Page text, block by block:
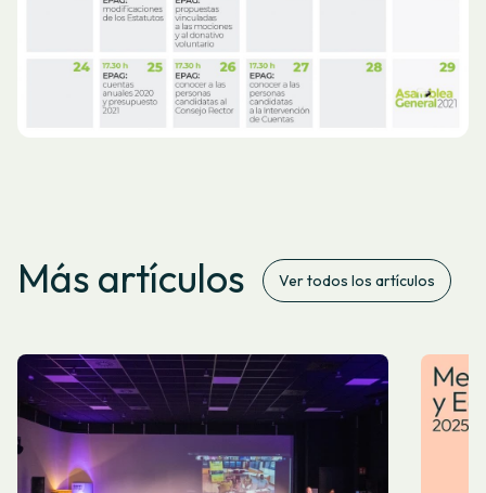
Más artículos Ver todos los artículos